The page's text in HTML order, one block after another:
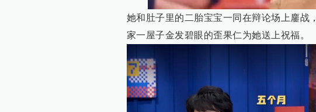
她和肚子里的二胎宝宝一同在辩论场上鏖战
家一屋子金发碧眼的歪果仁为她送上祝福。